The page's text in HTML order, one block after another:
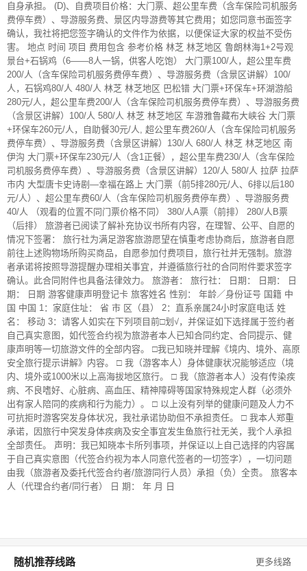
自身承担。 (D)、自费项目价格：大门票、超公里车费（含车保险司机服务
费停车费）、导游服务费、景区内导游费等其它费用；如您同意书面签字
确认，我社将把您签字确认的文件作为依据，以便保证大家的权益不受伤
害。 地点 时间 项目 费用包含 参考价格 林芝 林芝地区 鲁朗林海1+2号观
景台+石锅鸡（6——8人一锅，供客人吃饱） 大门票100/人，超公里车费
200/人（含车保险司机服务费停车费）、导游服务费（含景区讲解）100/
人，石锅鸡80/人 480/人 林芝 林芝地区 巴松错 大门票+环保车+环湖游船
280元/人，超公里车费200/人（含车保险司机服务费停车费）、导游服务费
（含景区讲解）100/人 580/人 林芝 林芝地区 车游雅鲁藏布大峡谷 大门票
+环保车260元/人，自助餐30元/人, 超公里车费260/人（含车保险司机服务
费停车费）、导游服务费（含景区讲解）130/人 680/人 林芝 林芝地区 南
伊沟 大门票+环保车230元/人（含1正餐），超公里车费230/人（含车保险
司机服务费停车费）、导游服务费（含景区讲解）120/人 580/人 拉萨 拉萨
市内 大型唐卡史诗剧—幸福在路上 大门票（前5排280元/人、6排以后180
元/人）、超公里车费60/人（含车保险司机服务费停车费）、导游服务费
40/人 （观看的位置不同门票价格不同） 380/人A票（前排） 280/人B票
（后排） 旅游者已阅读了解补充协议书所有内容，在理智、公平、自愿的
情况下签署： 旅行社为满足游客旅游愿望在慎重考虑协商后，旅游者自愿
前往上述购物场所购买商品，自愿参加付费项目，旅行社并无强制。旅游
者承诺将按照导游提醒办理相关事宜，并遵循旅行社的合同附件要求签字
确认。此合同附件也具备法律效力。 旅游者： 旅行社： 日期： 日期： 日
期： 日期 游客健康声明登记卡 旅客姓名 性别： 年龄／身份证号 国籍 中
国 中国 1：家庭住址： 省 市 区（县） 2：直系亲属24小时家庭电话 姓
名： 移动 3：请客人如实在下列项目前□划√，并保证如下选择属于签约者
自己真实意图，如代签合约视为旅游者本人已知合同约定、合同提示、健
康声明等一切旅游文件的全部内容。 □我已知晓并理解《境内、境外、高原
安全旅行提示讲解》内容。 □ 我（游客本人）身体健康状况能够适应（境
内、境外或1000米以上高海拔地区旅行。 □ 我（旅游者本人）没有传染疾
病、不良嗜好、心脏病、高血压、精神障碍等国家特殊规定人群（必须外
出有家人陪同的疾病和行为能力）。 □ 以上没有列举的健康问题及人力不
可抗拒时游客突发身体状况，我社承诺协助但不承担责任。 □ 我本人郑重
承诺，因旅行中突发身体疾病及安全事宜发生鱼旅行社无关，我个人承担
全部责任。 声明：我已知晓本卡所列事项，并保证以上自己选择的内容属
于自己真实意图（代签合约视为本人同意代签者的一切签字），一切问题
由我（旅游者及委托代签合约者/旅游同行人员）承担（负）全责。 旅客本
人（代理合约者/同行者） 日 期： 年 月 日
更多线路
随机推荐线路